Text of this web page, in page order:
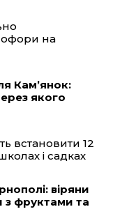
A на
Кам’янок:
якого
встановити 12
і садках
віряни
з фруктами та